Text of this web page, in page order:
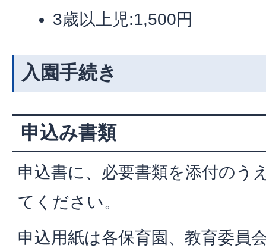
3歳以上児:1,500円
入園手続き
申込み書類
申込書に、必要書類を添付のう
てください。
申込用紙は各保育園、教育委員